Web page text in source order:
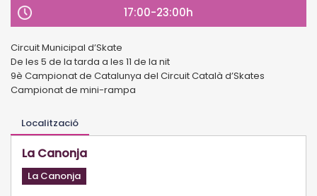
17:00-23:00h
Circuit Municipal d’Skate
De les 5 de la tarda a les 11 de la nit
9è Campionat de Catalunya del Circuit Català d’Skates
Campionat de mini-rampa
Localització
La Canonja
La Canonja